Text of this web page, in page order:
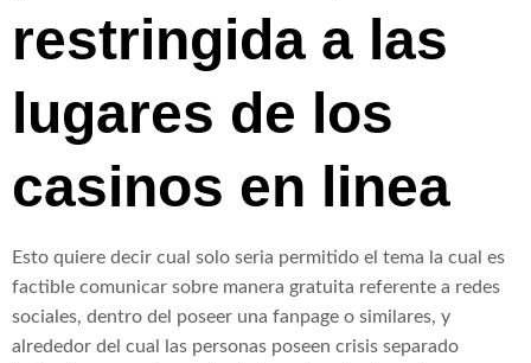
restringida a las
lugares de los
casinos en linea
Esto quiere decir cual solo seria permitido el tema la cual es
factible comunicar sobre manera gratuita referente a redes
sociales, dentro del poseer una fanpage o similares, y
alrededor del cual las personas poseen crisis separado